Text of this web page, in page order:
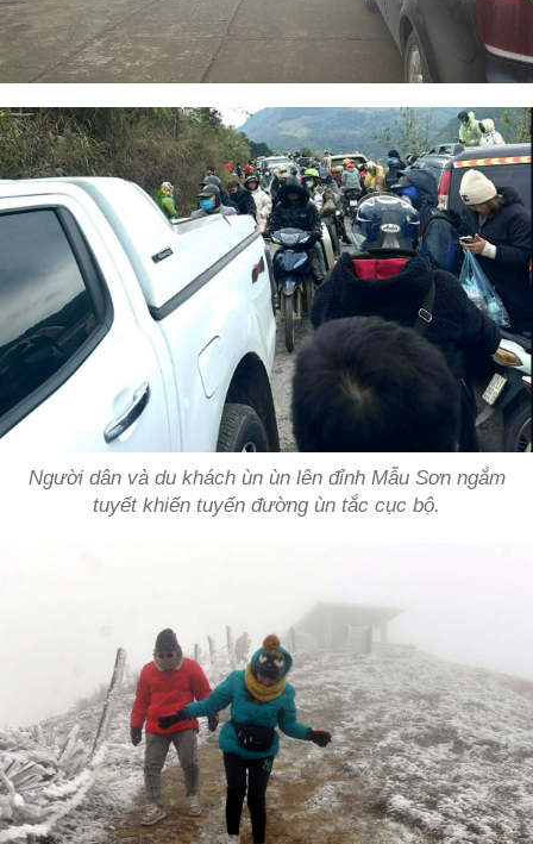
Người dân và du khách ùn ùn lên đỉnh Mẫu Sơn ngắm
tuyết khiến tuyến đường ùn tắc cục bộ.